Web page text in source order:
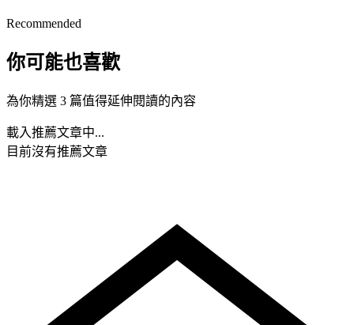
Recommended
你可能也喜歡
為你精選 3 篇值得延伸閱讀的內容
載入推薦文章中...
目前沒有推薦文章